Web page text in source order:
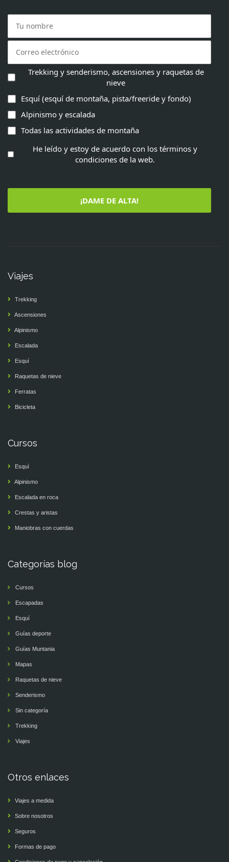
Trekking y senderismo, ascensiones y raquetas de
nieve
Esquí (esquí de montaña, pista/freeride y fondo)
Alpinismo y escalada
Todas las actividades de montaña
He leído y estoy de acuerdo con los términos y
condiciones de la web.
¡DAME DE ALTA!
Viajes
Trekking
Ascensiones
Alpinismo
Escalada
Esquí
Raquetas de nieve
Ferratas
Bicicleta
Cursos
Esquí
Alpinismo
Escalada en roca
Crestas y aristas
Maniobras con cuerdas
Categorías blog
Cursos
Escapadas
Esquí
Guías deporte
Guías Muntania
Mapas
Raquetas de nieve
Senderismo
Sin categoría
Trekking
Viajes
Otros enlaces
Viajes a medida
Sobre nosotros
Seguros
Formas de pago